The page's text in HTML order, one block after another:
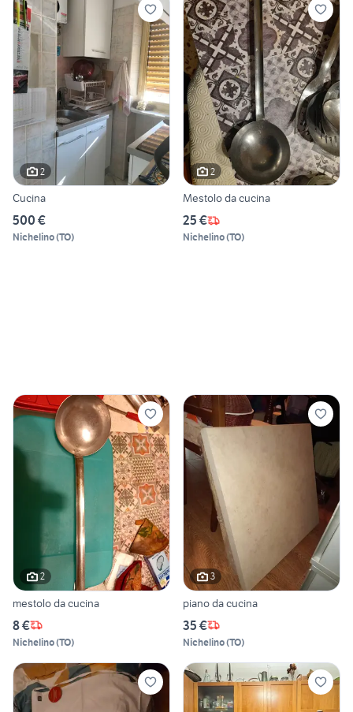
2
Cucina
500 €
Nichelino(TO)
2
Mestolo da cucina
25 €
Nichelino(TO)
2
mestolo da cucina
8 €
Nichelino(TO)
3
piano da cucina
35 €
Nichelino(TO)